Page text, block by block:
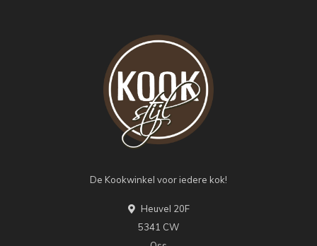
De Kookwinkel voor iedere kok!
Heuvel 20F
5341 CW